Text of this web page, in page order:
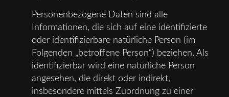
Personenbezogene Daten sind alle
Informationen, die sich auf eine identifizierte
oder identifizierbare natürliche Person (im
Folgenden „betroffene Person“) beziehen. Als
identifizierbar wird eine natürliche Person
angesehen, die direkt oder indirekt,
insbesondere mittels Zuordnung zu einer